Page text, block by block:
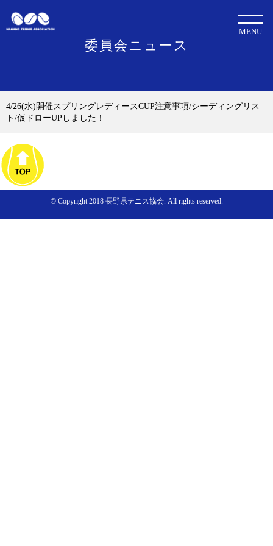
委員会ニュース
MENU
4/26(水)開催スプリングレディースCUP注意事項/シーディングリス
ト/仮ドローUPしました！
© Copyright 2018 長野県テニス協会. All rights reserved.